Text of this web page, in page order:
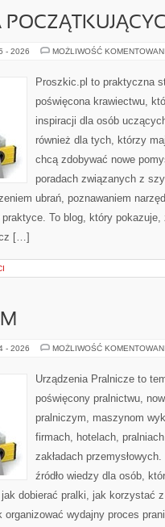
- 2026 MOŻLIWOŚĆ
Proszkic.pl to praktyczna
poświęcona krawiectwu,
inspiracji dla osób
również dla tych, którzy
chcą zdobywać nowe
poradach związanych z
ubrań, poznawaniem
To blog, który
[…]
- 2026 MOŻLIWOŚĆ
Urządzenia Pralnicze to
poświęcony pralnictwu,
pralniczym, maszynom
firmach, hotelach,
zakładach
źródło wiedzy dla osób,
dobierać pralki, jak korzystać
wydajny proces